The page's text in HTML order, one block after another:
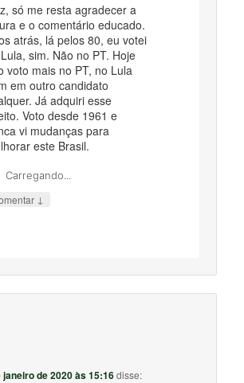
só me resta agradecer a
e o comentário educado.
atrás, lá pelos 80, eu votei
sim. Não no PT. Hoje
voto mais no PT, no Lula
em outro candidato
Já adquiri esse
Voto desde 1961 e
vi mudanças para
este Brasil.
Carregando...
↓
janeiro de 2020 às 15:16disse: